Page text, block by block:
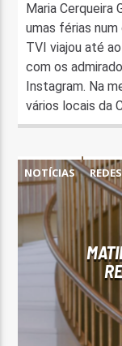
Maria Cerqueira
umas férias
TVI viajou até
com os
Instagram. Na
vários locais da
NOTÍCIAS